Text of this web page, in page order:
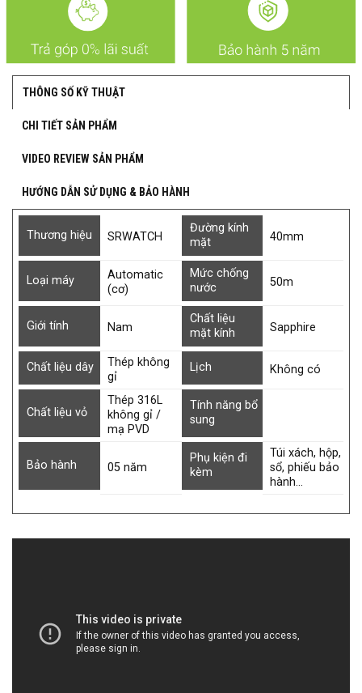
THÔNG SỐ KỸ THUẬT
CHI TIẾT SẢN PHẨM
VIDEO REVIEW SẢN PHẨM
HƯỚNG DẪN SỬ DỤNG & BẢO HÀNH
Thương hiệu SRWATCH
Đường kính
mặt
40mm
Loại máy
Automatic
(cơ)
Mức chống
nước
50m
Giới tính Nam
Chất liệu
mặt kính
Sapphire
Chất liệu dây
Thép không
gỉ
Lịch Không có
Chất liệu vỏ
Thép 316L
không gỉ /
mạ PVD
Tính năng bổ
sung
Bảo hành 05 năm
Phụ kiện đi
kèm
Túi xách, hộp,
sổ, phiếu bảo
hành…